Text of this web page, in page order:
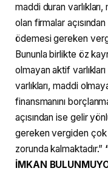
maddi duran
olan firmalar
ödemesi gereken
Bununla birlikte öz
olmayan aktif
varlıkları, maddi
finansmanını
açısından ise gelir
gereken vergiden
zorunda kalmaktadır.”
İMKAN